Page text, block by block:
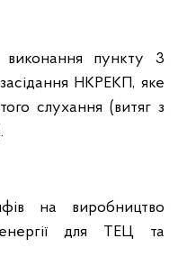
виконання пункту 3
НКРЕКП, яке
слухання (витяг з
на виробництво
для ТЕЦ та